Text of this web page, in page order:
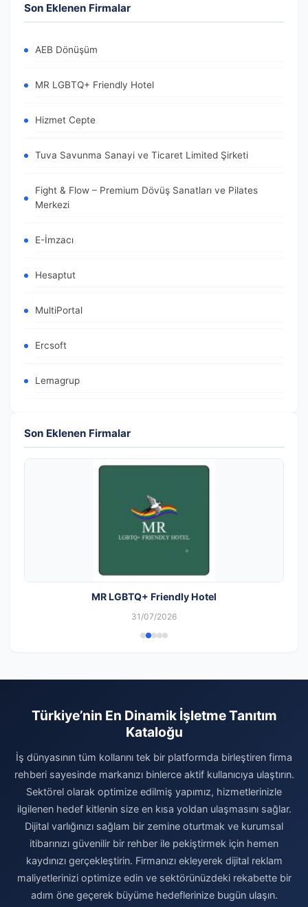
Son Eklenen Firmalar
AEB Dönüşüm
MR LGBTQ+ Friendly Hotel
Hizmet Cepte
Tuva Savunma Sanayi ve Ticaret Limited Şirketi
Fight & Flow – Premium Dövüş Sanatları ve Pilates
Merkezi
E-İmzacı
Hesaptut
MultiPortal
Ercsoft
Lemagrup
Son Eklenen Firmalar
MR LGBTQ+ Friendly Hotel
31/07/2026
Türkiye’nin En Dinamik İşletme Tanıtım
Kataloğu
İş dünyasının tüm kollarını tek bir platformda birleştiren firma
rehberi sayesinde markanızı binlerce aktif kullanıcıya ulaştırın.
Sektörel olarak optimize edilmiş yapımız, hizmetlerinizle
ilgilenen hedef kitlenin size en kısa yoldan ulaşmasını sağlar.
Dijital varlığınızı sağlam bir zemine oturtmak ve kurumsal
itibarınızı güvenilir bir rehber ile pekiştirmek için hemen
kaydınızı gerçekleştirin. Firmanızı ekleyerek dijital reklam
maliyetlerinizi optimize edin ve sektörünüzdeki rekabette bir
adım öne geçerek büyüme hedeflerinize bugün ulaşın.